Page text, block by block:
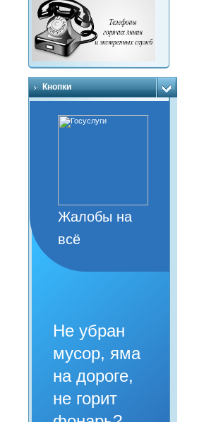
Кнопки
Жалобы на
всё
Не убран
мусор, яма
на дороге,
не горит